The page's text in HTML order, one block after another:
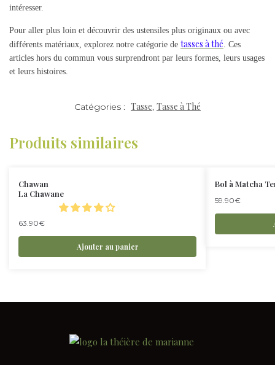
intéresser.
Pour aller plus loin et découvrir des ustensiles plus originaux ou avec
différents matériaux, explorez notre catégorie de tasses à thé. Ces
articles hors du commun vous surprendront par leurs formes, leurs usages
et leurs histoires.
Catégories : Tasse, Tasse à Thé
Produits similaires
Chawan
La Chawane
63.90€
Ajouter au panier
Bol à Matcha
59.90€